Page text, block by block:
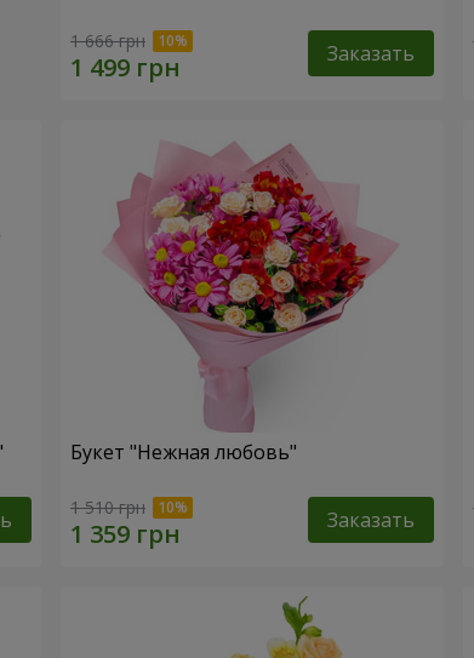
1 666 грн Заказать
Букет "Нежная любовь"
1 510 грн Заказать